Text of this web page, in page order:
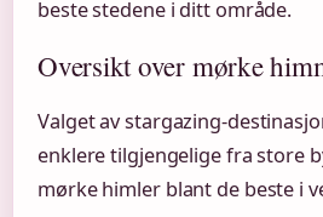
beste stedene i ditt område.
Oversikt over mørke
Valget av stargazing-
enklere tilgjengelige fra store
mørke himler blant de beste i